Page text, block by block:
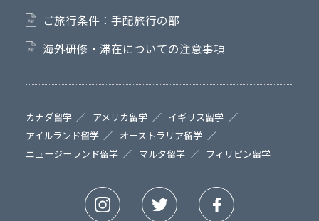
ご旅行条件：手配旅行の部
海外研修・滞在についての注意事項
カナダ留学 アメリカ留学
イギリス留学
アイルランド留学
オーストラリア留学
ニュージーランド留学
マルタ留学 フィリピン留学